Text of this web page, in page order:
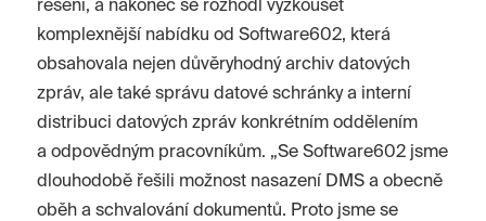
řešení, a nakonec se rozhodl vyzkoušet
komplexnější nabídku od Software602, která
obsahovala nejen důvěryhodný archiv datových
zpráv, ale také správu datové schránky a interní
distribuci datových zpráv konkrétním oddělením
a odpovědným pracovníkům. „Se Software602 jsme
dlouhodobě řešili možnost nasazení DMS a obecně
oběh a schvalování dokumentů. Proto jsme se